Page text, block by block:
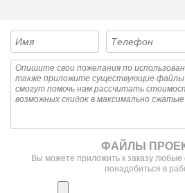
ФАЙЛЫ
Вы можете приложить к заказу
понадобиться в